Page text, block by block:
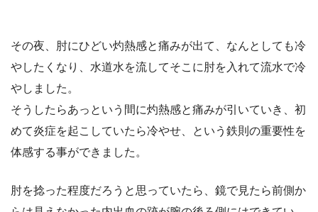
その夜、肘にひどい灼熱感と痛みが出て、なんとしても冷
やしたくなり、水道水を流してそこに肘を入れて流水で冷
やしました。
そうしたらあっという間に灼熱感と痛みが引いていき、初
めて炎症を起こしていたら冷やせ、という鉄則の重要性を
体感する事ができました。
肘を捻った程度だろうと思っていたら、鏡で見たら前側か